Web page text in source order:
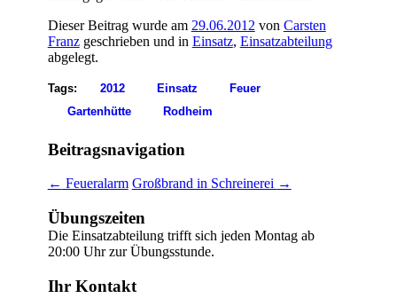
Dieser Beitrag wurde am 29.06.2012 von Carsten
Franzgeschrieben und in Einsatz, Einsatzabteilung
abgelegt.
Tags: 2012 Einsatz
Feuer
Gartenhütte
Rodheim
Beitragsnavigation
← Feueralarm Großbrand in Schreinerei →
Übungszeiten
Die Einsatzabteilung trifft sich jeden Montag ab
20:00 Uhr zur Übungsstunde.
Ihr Kontakt